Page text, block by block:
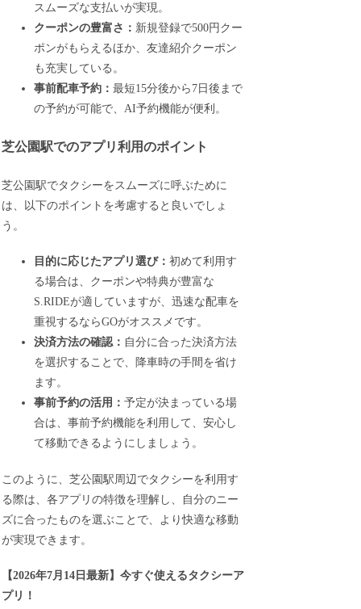
スムーズな支払いが実現。
クーポンの豊富さ： 新規登録で500円クー
ポンがもらえるほか、友達紹介クーポン
も充実している。
事前配車予約：最短15分後から7日後まで
の予約が可能で、AI予約機能が便利。
芝公園駅でのアプリ利用のポイント
芝公園駅でタクシーをスムーズに呼ぶために
は、以下のポイントを考慮すると良いでしょ
う。
目的に応じたアプリ選び：初めて利用す
る場合は、クーポンや特典が豊富な
S.RIDEが適していますが、迅速な配車を
重視するならGOがオススメです。
決済方法の確認： 自分に合った決済方法
を選択することで、降車時の手間を省け
ます。
事前予約の活用：予定が決まっている場
合は、事前予約機能を利用して、安心し
て移動できるようにしましょう。
このように、芝公園駅周辺でタクシーを利用す
る際は、各アプリの特徴を理解し、自分のニー
ズに合ったものを選ぶことで、より快適な移動
が実現できます。
【2026年7月14日最新】今すぐ使えるタクシーア
プリ！